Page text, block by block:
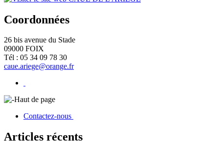
Coordonnées
26 bis avenue du Stade
09000 FOIX
Tél : 05 34 09 78 30
caue.ariege@orange.fr
Haut de page
Contactez-nous
Articles récents